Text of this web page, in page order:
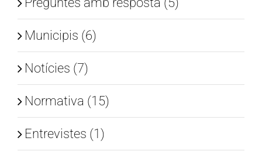
Municipis (6)
Notícies (7)
Normativa (15)
Entrevistes (1)